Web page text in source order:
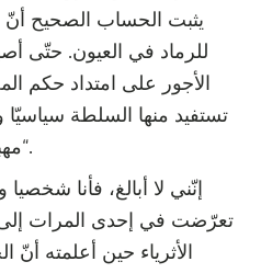
يثبت الحساب الصحيح
للرماد في العيون. حتّى
الأجور على امتداد حكم
تستفيد منها السلطة
“مهبة” تعطى للصغار في العيد.
إنّني لا أبالغ، فأنا
تعرّضت في إحدى المرات
الأثرياء حين أعلمته أنّ